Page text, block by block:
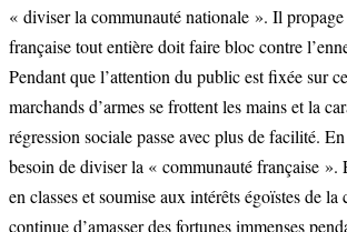
« diviser la communauté nationale ». Il propage
française tout entière doit faire bloc contre
Pendant que l’attention du public est fixée sur
marchands d’armes se frottent les mains et la
régression sociale passe avec plus de facilité.
besoin de diviser la « communauté française ».
en classes et soumise aux intérêts égoïstes de la
continue d’amasser des fortunes immenses